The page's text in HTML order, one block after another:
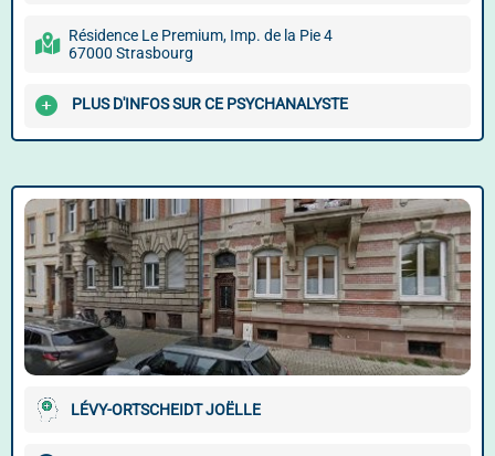
Résidence Le Premium, Imp. de la Pie 4
67000 Strasbourg
PLUS D'INFOS SUR CE PSYCHANALYSTE
LÉVY-ORTSCHEIDT JOËLLE